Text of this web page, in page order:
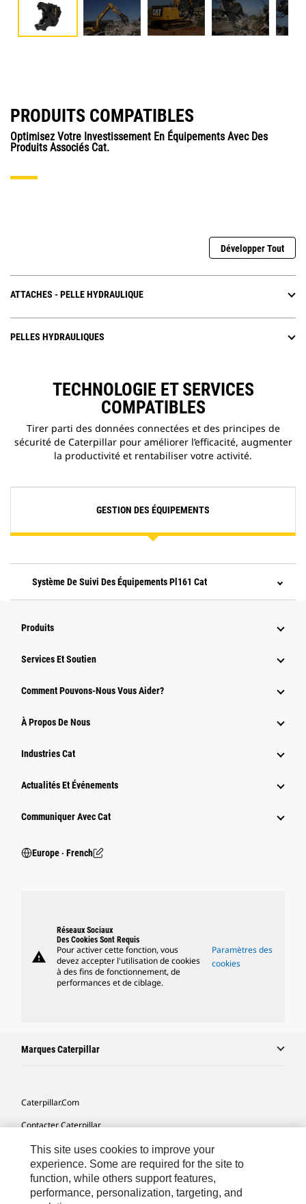
PRODUITS COMPATIBLES
Optimisez Votre Investissement En Équipements Avec Des
Produits Associés Cat.
Développer Tout
ATTACHES - PELLE HYDRAULIQUE
PELLES HYDRAULIQUES
TECHNOLOGIE ET SERVICES
COMPATIBLES
Tirer parti des données connectées et des principes de
sécurité de Caterpillar pour améliorer l’efficacité, augmenter
la productivité et rentabiliser votre activité.
GESTION DES ÉQUIPEMENTS
Système De Suivi Des Équipements Pl161 Cat
Produits
Services Et Soutien
Comment Pouvons-Nous Vous Aider?
À Propos De Nous
Industries Cat
Actualités Et Événements
Communiquer Avec Cat
Europe ‧ French
warning
Réseaux Sociaux
Des Cookies Sont Requis
Pour activer cette fonction, vous
devez accepter l'utilisation de cookies
à des fins de fonctionnement, de
performances et de ciblage.
Paramètres des
cookies
Marques Caterpillar
Caterpillar.com
Contacter Caterpillar
Mes Préférences Marketing
Plan Du Site
Cookie Settings
This site uses cookies to improve your
experience. Some are required for the site to
function, while others support features,
performance, personalization, targeting, and